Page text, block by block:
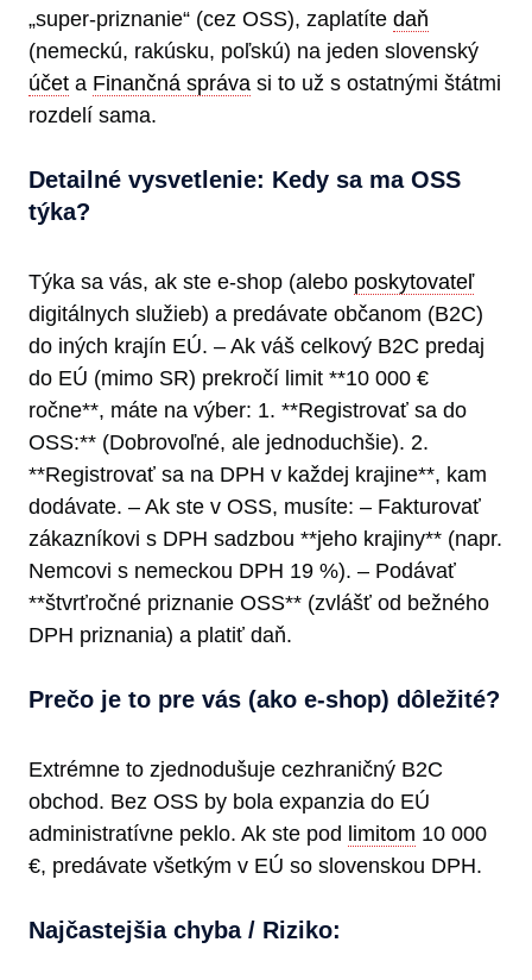
„super-priznanie“ (cez OSS), zaplatíte daň
(nemeckú, rakúsku, poľskú) na jeden slovenský
účet a Finančná správa si to už s ostatnými štátmi
rozdelí sama.
Detailné vysvetlenie: Kedy sa ma OSS
týka?
Týka sa vás, ak ste e-shop (alebo poskytovateľ
digitálnych služieb) a predávate občanom (B2C)
do iných krajín EÚ. – Ak váš celkový B2C predaj
do EÚ (mimo SR) prekročí limit **10 000 €
ročne**, máte na výber: 1. **Registrovať sa do
OSS:** (Dobrovoľné, ale jednoduchšie). 2.
**Registrovať sa na DPH v každej krajine**, kam
dodávate. – Ak ste v OSS, musíte: – Fakturovať
zákazníkovi s DPH sadzbou **jeho krajiny** (napr.
Nemcovi s nemeckou DPH 19 %). – Podávať
**štvrťročné priznanie OSS** (zvlášť od bežného
DPH priznania) a platiť daň.
Prečo je to pre vás (ako e-shop) dôležité?
Extrémne to zjednodušuje cezhraničný B2C
obchod. Bez OSS by bola expanzia do EÚ
administratívne peklo. Ak ste pod limitom 10 000
€, predávate všetkým v EÚ so slovenskou DPH.
Najčastejšia chyba / Riziko: